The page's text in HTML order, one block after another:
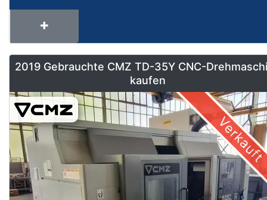
2019 Gebrauchte CMZ TD-35Y CNC-
kaufen
Verkauft